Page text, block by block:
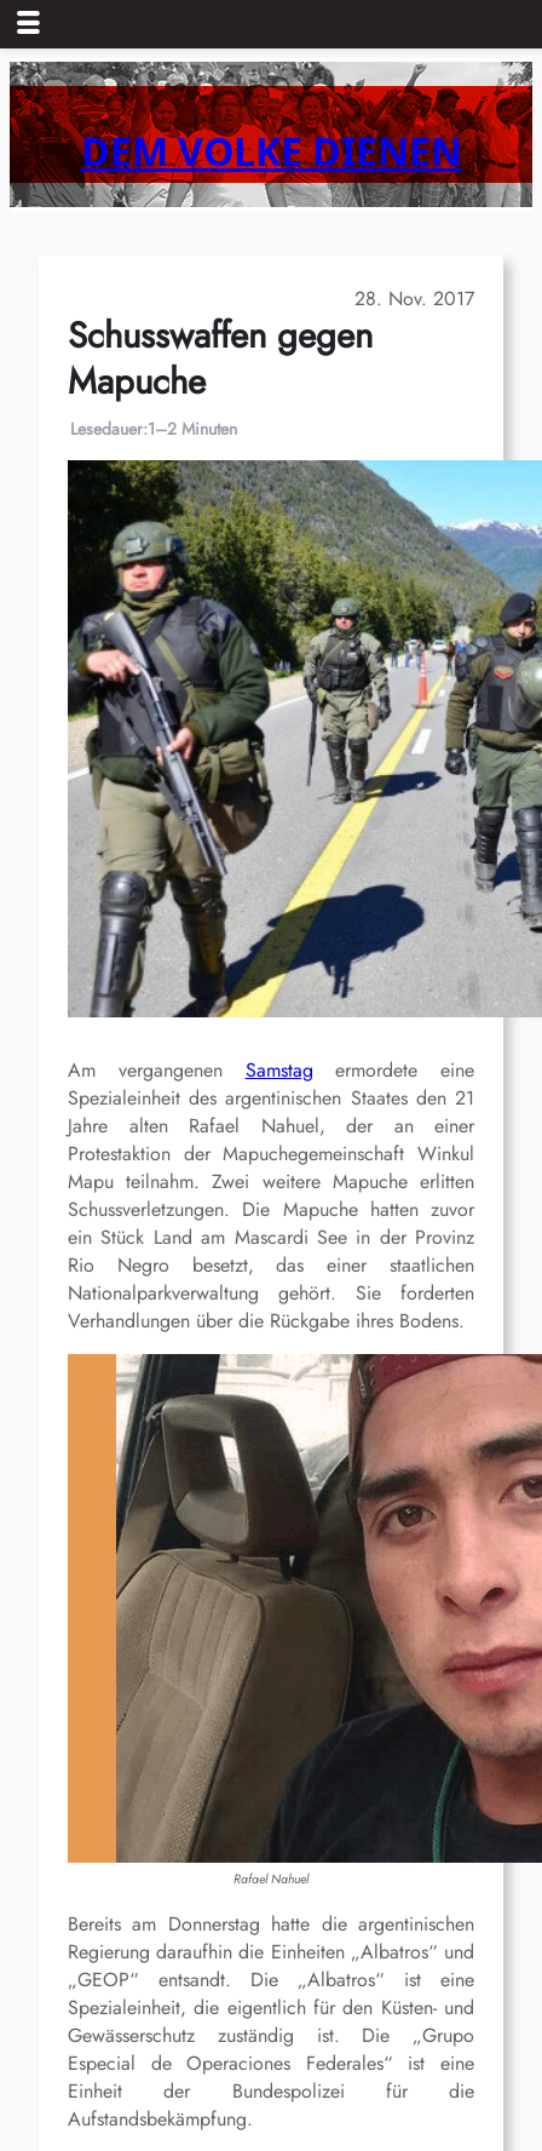
Zum
Inhalt
springenDEM VOLKE DIENEN
28. Nov. 2017
Schusswaffen gegen
Mapuche
Lesedauer:1–2 Minuten
Am vergangenen Samstag ermordete eine
Spezialeinheit des argentinischen Staates den 21
Jahre alten Rafael Nahuel, der an einer
Protestaktion der Mapuchegemeinschaft Winkul
Mapu teilnahm. Zwei weitere Mapuche erlitten
Schussverletzungen. Die Mapuche hatten zuvor
ein Stück Land am Mascardi See in der Provinz
Rio Negro besetzt, das einer staatlichen
Nationalparkverwaltung gehört. Sie forderten
Verhandlungen über die Rückgabe ihres Bodens.
Rafael Nahuel
Bereits am Donnerstag hatte die argentinischen
Regierung daraufhin die Einheiten „Albatros“ und
„GEOP“ entsandt. Die „Albatros“ ist eine
Spezialeinheit, die eigentlich für den Küsten- und
Gewässerschutz zuständig ist. Die „Grupo
Especial de Operaciones Federales“ ist eine
Einheit der Bundespolizei für die
Aufstandsbekämpfung.